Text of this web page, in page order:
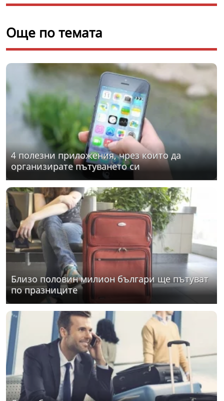
Още по темата
4 полезни приложения, чрез които да
организирате пътуването си
Близо половин милион българи ще пътуват
по празниците